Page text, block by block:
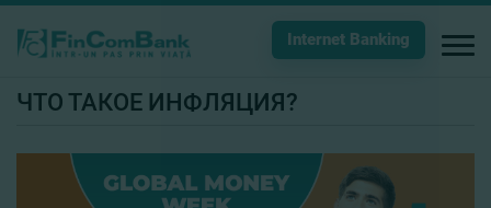
Internet Banking
ЧТО ТАКОЕ ИНФЛЯЦИЯ?